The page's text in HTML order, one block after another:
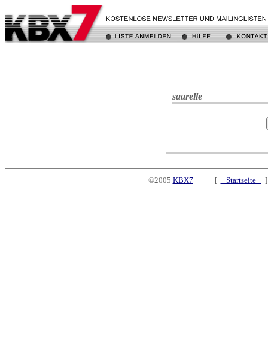
saarelle
©2005 KBX7 [ Startseite ]